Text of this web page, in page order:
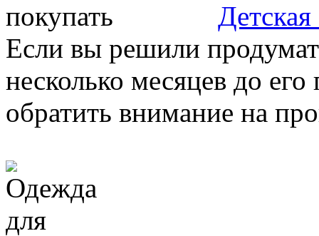
Если вы решили
несколько месяцев до
обратить внимание на